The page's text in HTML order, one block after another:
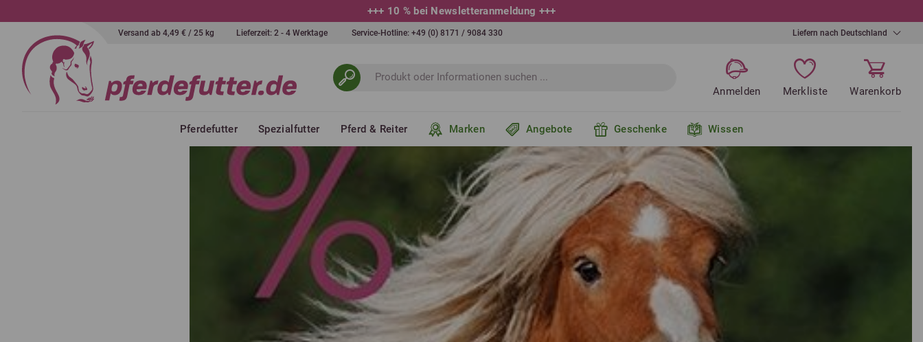
+++ 10 % bei Newsletteranmeldung +++
Versand ab 4,49 € / 25 kg Lieferzeit: 2 - 4 Werktage Service-Hotline: +49 (0) 8171 / 9084 330 Liefern nach Deutschland
Anmelden Merkliste Warenkorb
Pferdefutter Spezialfutter Pferd & Reiter Marken Angebote Geschenke Wissen